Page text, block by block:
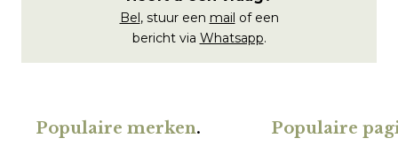
Bel, stuur een mail of een
bericht via Whatsapp.
Populaire merken. Populaire